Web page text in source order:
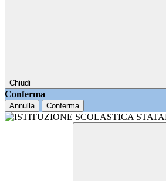
Chiudi
Conferma
Annulla Conferma